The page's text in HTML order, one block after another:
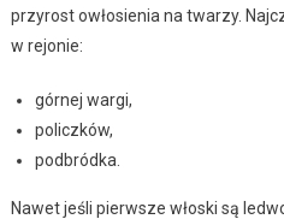
przyrost owłosienia na twarzy.
w rejonie:
górnej wargi,
policzków,
podbródka.
Nawet jeśli pierwsze włoski są